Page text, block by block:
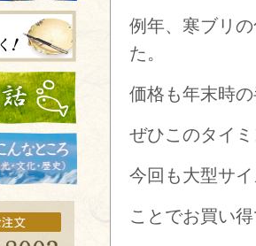
!
例年、寒ブリ
た。
価格も年末時
ぜひこのタイ
今回も大型サ
ことでお買い